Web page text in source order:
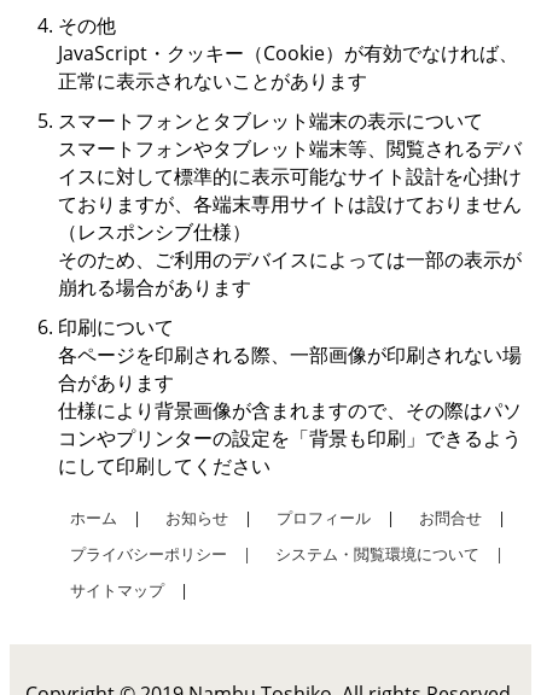
その他
JavaScript・クッキー（Cookie）が有効でなければ、
正常に表示されないことがあります
スマートフォンとタブレット端末の表示について
スマートフォンやタブレット端末等、閲覧されるデバ
イスに対して標準的に表示可能なサイト設計を心掛け
ておりますが、各端末専用サイトは設けておりません
（レスポンシブ仕様）
そのため、ご利用のデバイスによっては一部の表示が
崩れる場合があります
印刷について
各ページを印刷される際、一部画像が印刷されない場
合があります
仕様により背景画像が含まれますので、その際はパソ
コンやプリンターの設定を「背景も印刷」できるよう
にして印刷してください
ホーム | お知らせ | プロフィール | お問合せ |
プライバシーポリシー |
システム・閲覧環境について |
サイトマップ|